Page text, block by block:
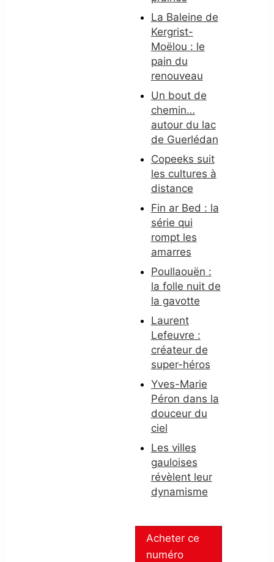
La Baleine de
Kergrist-
Moëlou : le
pain du
renouveau
Un bout de
chemin…
autour du lac
de Guerlédan
Copeeks suit
les cultures à
distance
Fin ar Bed : la
série qui
rompt les
amarres
Poullaouën :
la folle nuit de
la gavotte
Laurent
Lefeuvre :
créateur de
super-héros
Yves-Marie
Péron dans la
douceur du
ciel
Les villes
gauloises
révèlent leur
dynamisme
Acheter ce
numéro